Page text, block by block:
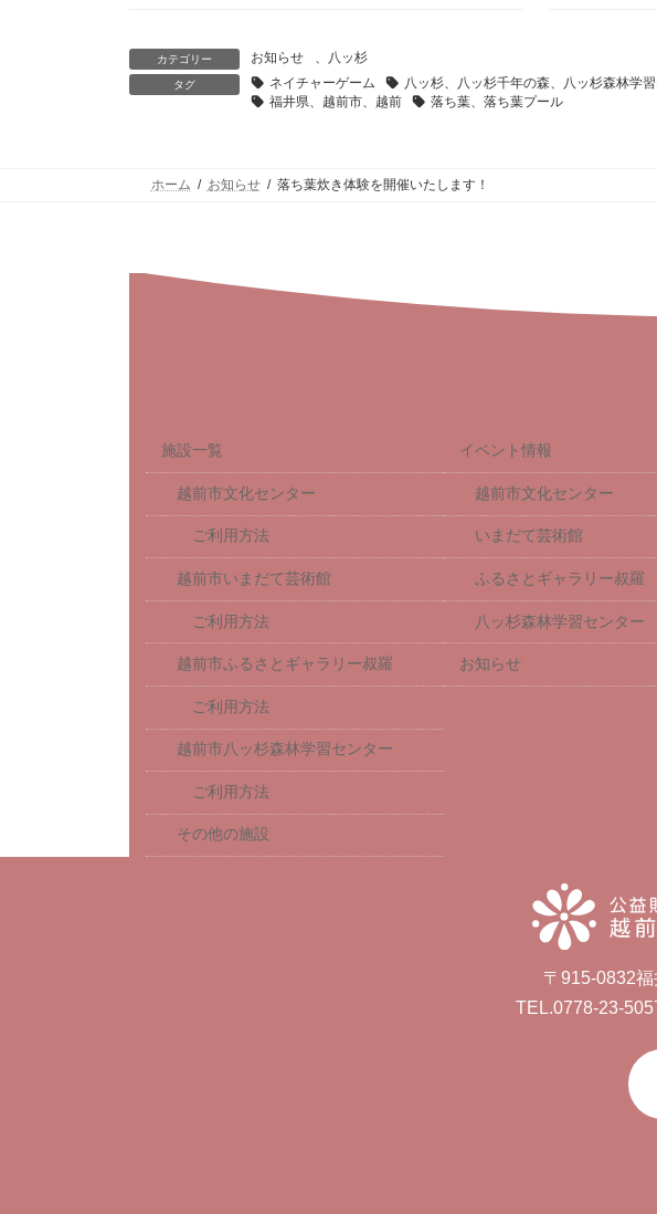
カテゴリー お知らせ 八ッ杉
タグ ネイチャーゲーム 八ッ杉、八ッ杉千年の森、八ッ杉森林学
福井県、越前市、越前
落ち葉、落ち葉プール
ホーム お知らせ 落ち葉炊き体験を開催いたします！
施設一覧
越前市文化センター
ご利用方法
越前市いまだて芸術館
ご利用方法
越前市ふるさとギャラリー叔羅
ご利用方法
越前市八ッ杉森林学習センター
ご利用方法
その他の施設
イベント情報
越前市文化センター
いまだて芸術館
ふるさとギャラリー叔羅
八ッ杉森林学習センター
お知らせ
〒915-0832
TEL.0778-23-